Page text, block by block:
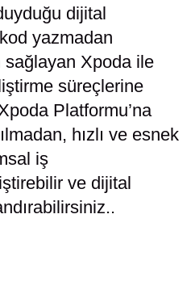
dijital
yazmadan
Xpoda ile
süreçlerine
Platformu’na
hızlı ve esnek
iş
ve dijital